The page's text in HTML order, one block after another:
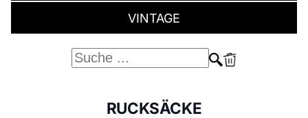
VINTAGE
RUCKSÄCKE